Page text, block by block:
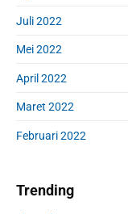
Juli 2022
Mei 2022
April 2022
Maret 2022
Februari 2022
Trending